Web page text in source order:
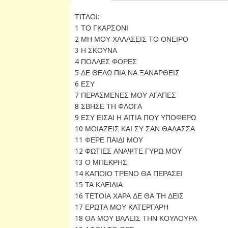
ΤΙΤΛΟΙ:
1 ΤΟ ΓΚΑΡΣΟΝΙ
2 ΜΗ ΜΟΥ ΧΑΛΑΣΕΙΣ ΤΟ ΟΝΕΙΡΟ
3 Η ΣΚΟΥΝΑ
4 ΠΟΛΛΕΣ ΦΟΡΕΣ
5 ΔΕ ΘΕΛΩ ΠΙΑ ΝΑ ΞΑΝΑΡΘΕΙΣ
6 ΕΣΥ
7 ΠΕΡΑΣΜΕΝΕΣ ΜΟΥ ΑΓΑΠΕΣ
8 ΣΒΗΣΕ ΤΗ ΦΛΟΓΑ
9 ΕΣΥ ΕΙΣΑΙ Η ΑΙΤΙΑ ΠΟΥ ΥΠΟΦΕΡΩ
10 ΜΟΙΑΖΕΙΣ ΚΑΙ ΣΥ ΣΑΝ ΘΑΛΑΣΣΑ
11 ΦΕΡΕ ΠΑΙΔΙ ΜΟΥ
12 ΦΩΤΙΕΣ ΑΝΑΨΤΕ ΓΥΡΩ ΜΟΥ
13 Ο ΜΠΕΚΡΗΣ
14 ΚΑΠΟΙΟ ΤΡΕΝΟ ΘΑ ΠΕΡΑΣΕΙ
15 ΤΑ ΚΛΕΙΔΙΑ
16 ΤΕΤΟΙΑ ΧΑΡΑ ΔΕ ΘΑ ΤΗ ΔΕΙΣ
17 ΕΡΩΤΑ ΜΟΥ ΚΑΤΕΡΓΑΡΗ
18 ΘΑ ΜΟΥ ΒΑΛΕΙΣ ΤΗΝ ΚΟΥΛΟΥΡΑ